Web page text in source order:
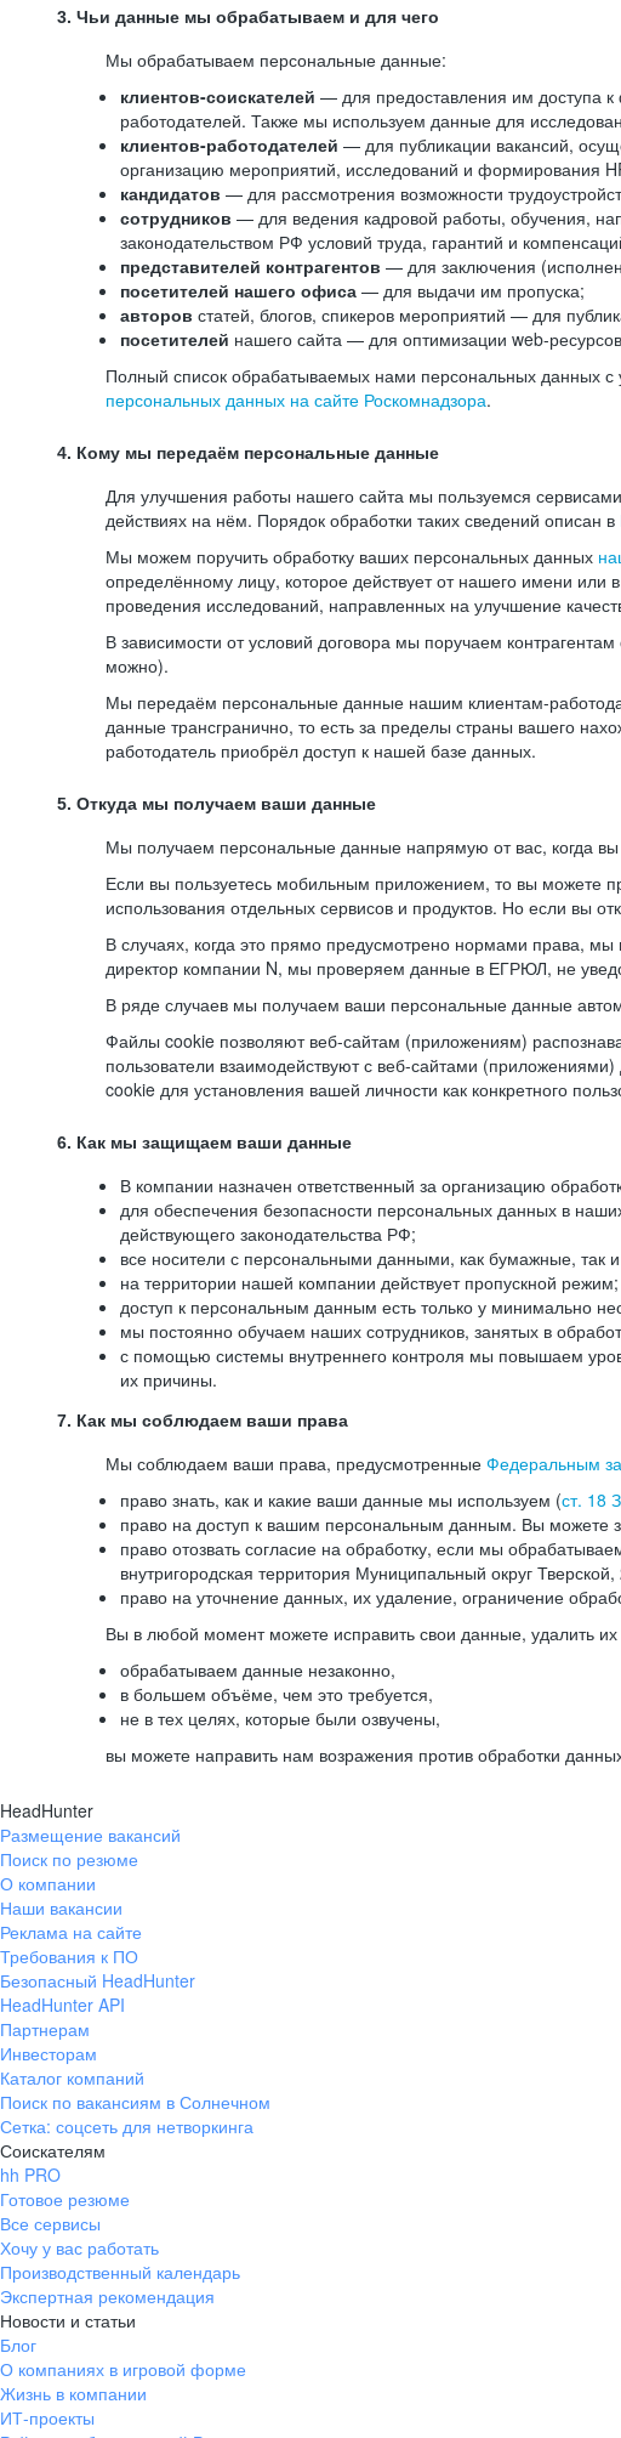
3. Чьи данные мы обрабатываем и для чего
Мы обрабатываем персональные данные:
клиентов-соискателей — для предоставления им доступа к
работодателей. Также мы используем данные для
клиентов-работодателей — для публикации вакансий,
организацию мероприятий, исследований и формирования
кандидатов — для рассмотрения возможности
сотрудников — для ведения кадровой работы, обучения,
законодательством РФ условий труда, гарантий и
представителей контрагентов — для заключения
посетителей нашего офиса — для выдачи им пропуска;
авторов статей, блогов, спикеров мероприятий — для
посетителей нашего сайта — для оптимизации web-
Полный список обрабатываемых нами персональных данных с
персональных данных на сайте Роскомнадзора.
4. Кому мы передаём персональные данные
Для улучшения работы нашего сайта мы пользуемся
действиях на нём. Порядок обработки таких сведений описан в
Мы можем поручить обработку ваших персональных данных
определённому лицу, которое действует от нашего имени
проведения исследований, направленных на улучшение
В зависимости от условий договора мы поручаем
можно).
Мы передаём персональные данные нашим клиентам-
данные трансгранично, то есть за пределы страны вашего
работодатель приобрёл доступ к нашей базе данных.
5. Откуда мы получаем ваши данные
Мы получаем персональные данные напрямую от вас, когда
Если вы пользуетесь мобильным приложением, то вы можете
использования отдельных сервисов и продуктов. Но если вы
В случаях, когда это прямо предусмотрено нормами права,
директор компании N, мы проверяем данные в ЕГРЮЛ, не
В ряде случаев мы получаем ваши персональные данные
Файлы cookie позволяют веб-сайтам (приложениям)
пользователи взаимодействуют с веб-сайтами
cookie для установления вашей личности как конкретного
6. Как мы защищаем ваши данные
В компании назначен ответственный за организацию
для обеспечения безопасности персональных данных в
действующего законодательства РФ;
все носители с персональными данными, как бумажные, так
на территории нашей компании действует пропускной режим;
доступ к персональным данным есть только у минимально
мы постоянно обучаем наших сотрудников, занятых в
с помощью системы внутреннего контроля мы повышаем
их причины.
7. Как мы соблюдаем ваши права
Мы соблюдаем ваши права, предусмотренные Федеральным
право знать, как и какие ваши данные мы используем (ст. 18
право на доступ к вашим персональным данным. Вы можете
право отозвать согласие на обработку, если мы
внутригородская территория Муниципальный округ
право на уточнение данных, их удаление, ограничение
Вы в любой момент можете исправить свои данные, удалить
обрабатываем данные незаконно,
в большем объёме, чем это требуется,
не в тех целях, которые были озвучены,
вы можете направить нам возражения против обработки
HeadHunter
Размещение вакансий
Поиск по резюме
О компании
Наши вакансии
Реклама на сайте
Требования к ПО
Безопасный HeadHunter
HeadHunter API
Партнерам
Инвесторам
Каталог компаний
Поиск по вакансиям в Солнечном
Сетка: соцсеть для нетворкинга
Соискателям
hh PRO
Готовое резюме
Все сервисы
Хочу у вас работать
Производственный календарь
Экспертная рекомендация
Новости и статьи
Блог
О компаниях в игровой форме
Жизнь в компании
ИТ-проекты